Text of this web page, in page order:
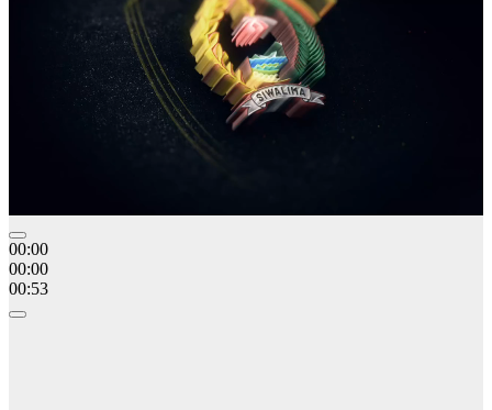
00:00
00:00
00:53